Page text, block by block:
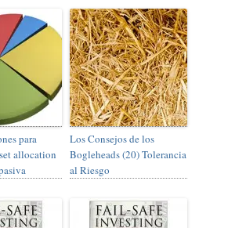
para
allocation
Los Consejos de los
Bogleheads (20) Tolerancia
al Riesgo